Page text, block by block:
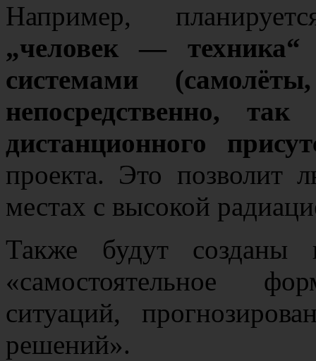
Например,
„человек —
системами
непосредственно,
дистанционного
проекта. Это позволит
местах с высокой
Также будут созданы
«самостоятельное
ситуаций,
решений».